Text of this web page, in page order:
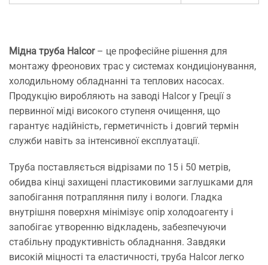
Мідна труба Halcor– це професійне рішення для
монтажу фреонових трас у системах кондиціонування,
холодильному обладнанні та теплових насосах.
Продукцію виробляють на заводі Halcor у Греції з
первинної міді високого ступеня очищення, що
гарантує надійність, герметичність і довгий термін
служби навіть за інтенсивної експлуатації.
Труба поставляється відрізами по 15 і 50 метрів,
обидва кінці захищені пластиковими заглушками для
запобігання потрапляння пилу і вологи. Гладка
внутрішня поверхня мінімізує опір холодоагенту і
запобігає утворенню відкладень, забезпечуючи
стабільну продуктивність обладнання. Завдяки
високій міцності та еластичності, труба Halcor легко